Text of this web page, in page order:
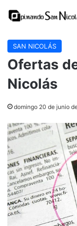
SAN NICOLÁS
Ofertas
Nicolás
domingo 20 de junio